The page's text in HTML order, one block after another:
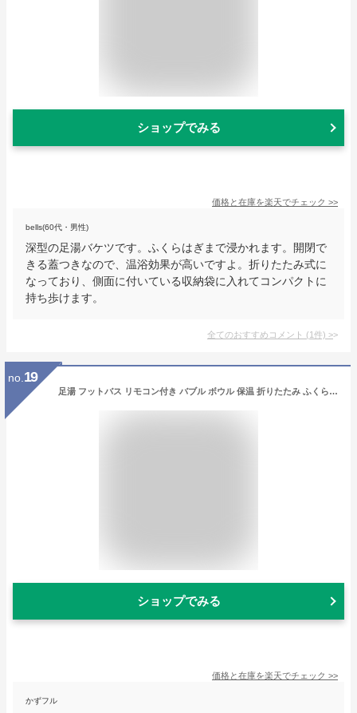
ショップでみる
価格と在庫を楽天でチェック >>
bells(60代・男性)
深型の足湯バケツです。ふくらはぎまで浸かれます。開閉で
きる蓋つきなので、温浴効果が高いですよ。折りたたみ式に
なっており、側面に付いている収納袋に入れてコンパクトに
持ち歩けます。
全てのおすすめコメント (1件) >
no. 19
足湯 フットバス リモコン付き バブル ボウル 保温 折りたたみ ふくらはぎ 加熱 フットケア フットバスボウル 遠赤外線 温度設定可能 折り畳み式 加熱式フットバス足温器フットバス マッサージ機 足湯器 たらい 足湯桶 足浴 足湯用 温浴 冷え対策 足浴桶 足浴盆 泡脚桶
ショップでみる
価格と在庫を楽天でチェック >>
かずフル